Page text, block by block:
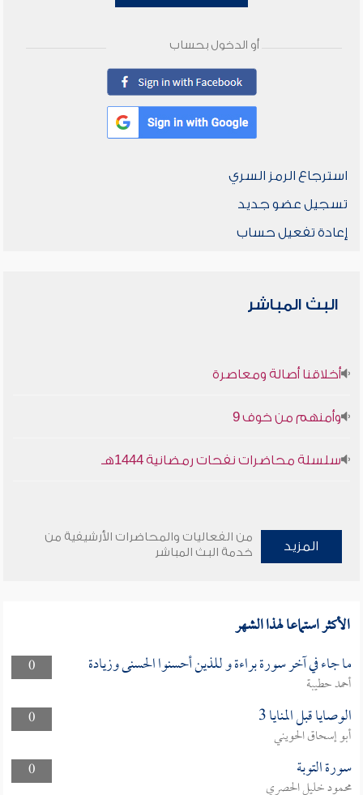
أو الدخول بحساب
استرجاع الرمز السري
تسجيل عضو جديد
إعادة تفعيل حساب
البث المباشر
أخلاقنا أصالة ومعاصرة
وأمنهم من خوف 9
سلسلة محاضرات نفحات رمضانية 1444هـ
المزيد
من الفعاليات والمحاضرات الأرشيفية من
خدمة البث المباشر
الأكثر استماعا لهذا الشهر
0 ما جاء في آخر سورة براءة و للذين أحسنوا الحسنى وزيادة
أحمد حطيبة
0
الوصايا قبل المنايا 3
أبو إسحاق الحويني
0
سورة التوبة
محمود خليل الحصري